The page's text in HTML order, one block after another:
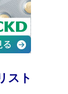
スト